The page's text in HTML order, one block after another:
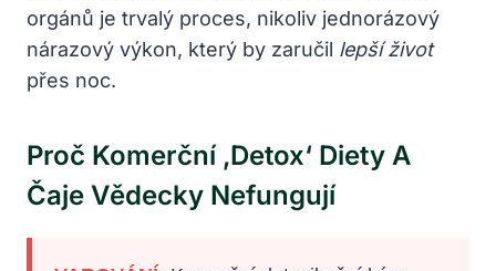
orgánů je trvalý proces, nikoliv jednorázový
nárazový výkon, který by zaručil lepší život
přes noc.
Proč Komerční ‚detox‘ Diety A
Čaje Vědecky Nefungují